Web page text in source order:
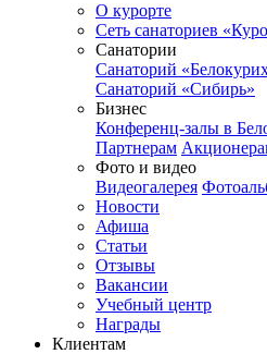
О курорте
Сеть санаториев
Санатории
Санаторий
Санаторий «Сибирь»
Бизнес
Конференц-залы в
Партнерам
Фото и видео
Видеогалерея
Новости
Афиша
Статьи
Отзывы
Вакансии
Учебный центр
Награды
Клиентам